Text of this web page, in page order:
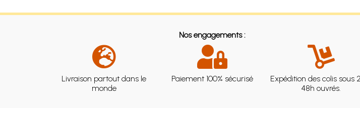
Nos engagements :
Livraison partout dans le
monde
Paiement 100% sécurisé
Expédition des colis sous
48h ouvrés.